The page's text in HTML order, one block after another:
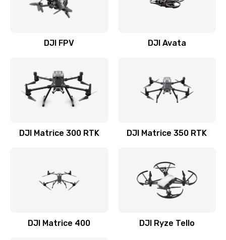
DJI FPV DJI Avata
DJI Matrice 300 RTK DJI Matrice 350 RTK
DJI Matrice 400 DJI Ryze Tello